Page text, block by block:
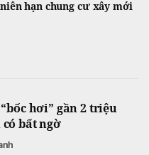
hạn chung cư xây mới
hơi” gần 2 triệu
bất ngờ